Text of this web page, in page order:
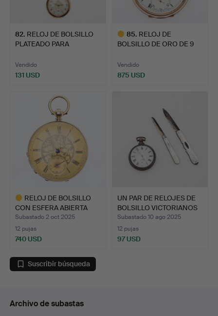
82. RELOJ DE BOLSILLO
PLATEADO PARA
Vendido
131 USD
85. RELOJ DE
BOLSILLO DE ORO DE 9
Vendido
875 USD
RELOJ DE BOLSILLO
CON ESFERA ABIERTA
GROHE…
Subastado 2 oct 2025
12 pujas
740 USD
seleccionado
UN PAR DE RELOJES DE
BOLSILLO VICTORIANOS
…
Subastado 10 ago 2025
12 pujas
97 USD
Suscribir búsqueda
Archivo de subastas